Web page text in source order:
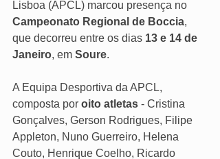
Lisboa (APCL) marcou presença no
Campeonato Regional de Boccia,
que decorreu entre os dias 13 e 14 de
Janeiro, em Soure.
A Equipa Desportiva da APCL,
composta por oito atletas - Cristina
Gonçalves, Gerson Rodrigues, Filipe
Appleton, Nuno Guerreiro, Helena
Couto, Henrique Coelho, Ricardo